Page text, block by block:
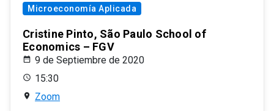
Microeconomía Aplicada
Cristine Pinto, São Paulo School of
Economics – FGV
9 de Septiembre de 2020
15:30
Zoom